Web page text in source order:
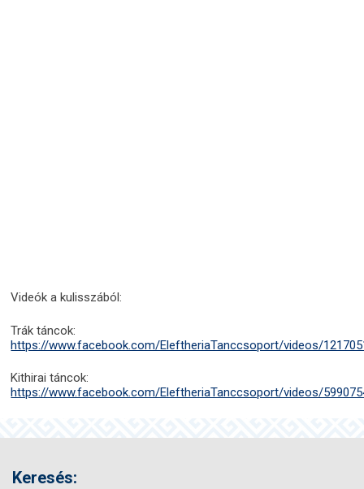
Videók a kulisszából:
Trák táncok:
https://www.facebook.com/EleftheriaTanccsoport/videos/
Kithirai táncok:
https://www.facebook.com/EleftheriaTanccsoport/videos/
Keresés: